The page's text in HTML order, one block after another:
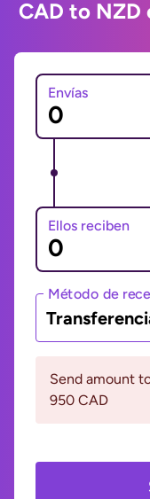
CAD to NZD
Envías
Ellos reciben
Método de
Send amount
950 CAD